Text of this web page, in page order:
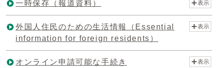
一時保存（報道資料） 表示
外国人住民のための生活情報（Essential
information for foreign residents）
表示
オンライン申請可能な手続き 表示